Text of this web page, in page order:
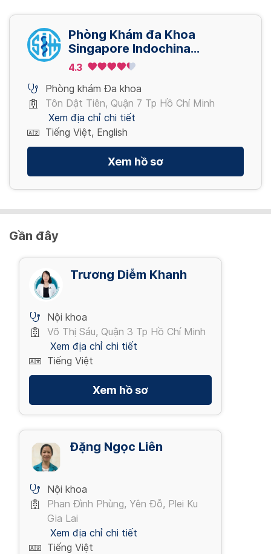
Phòng Khám đa Khoa
Singapore Indochina
Healthcare Group (SIHG)
4.3
Phòng khám Đa khoa
Tôn Dật Tiên, Quận 7 Tp Hồ Chí Minh
Xem địa chỉ chi tiết
Tiếng Việt, English
Xem hồ sơ
Gần đây
Trương Diễm Khanh
Nội khoa
Võ Thị Sáu, Quận 3 Tp Hồ Chí Minh
Xem địa chỉ chi tiết
Tiếng Việt
Xem hồ sơ
Đặng Ngọc Liên
Nội khoa
Phan Đình Phùng, Yên Đỗ, Plei Ku
Gia Lai
Xem địa chỉ chi tiết
Tiếng Việt